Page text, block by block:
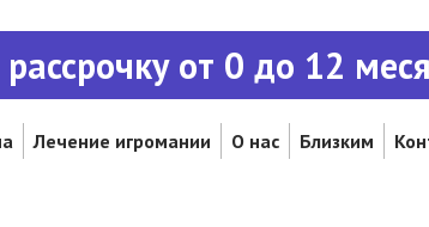
от 0 до 12
Лечение игромании О нас Близким